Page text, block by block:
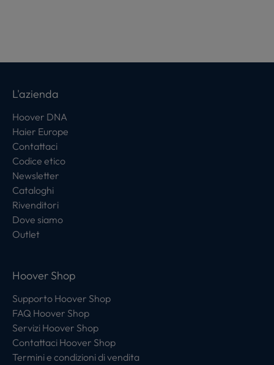
L'azienda
Hoover DNA
Haier Europe
Contattaci
Codice etico
Newsletter
Cataloghi
Rivenditori
Dove siamo
Outlet
Hoover Shop
Supporto Hoover Shop
FAQ Hoover Shop
Servizi Hoover Shop
Contattaci Hoover Shop
Termini e condizioni di vendita